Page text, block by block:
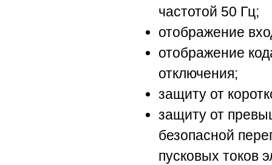
частотой 50 Гц;
отображение
отображение
отключения;
защиту от
защиту от
безопасной
пусковых токов